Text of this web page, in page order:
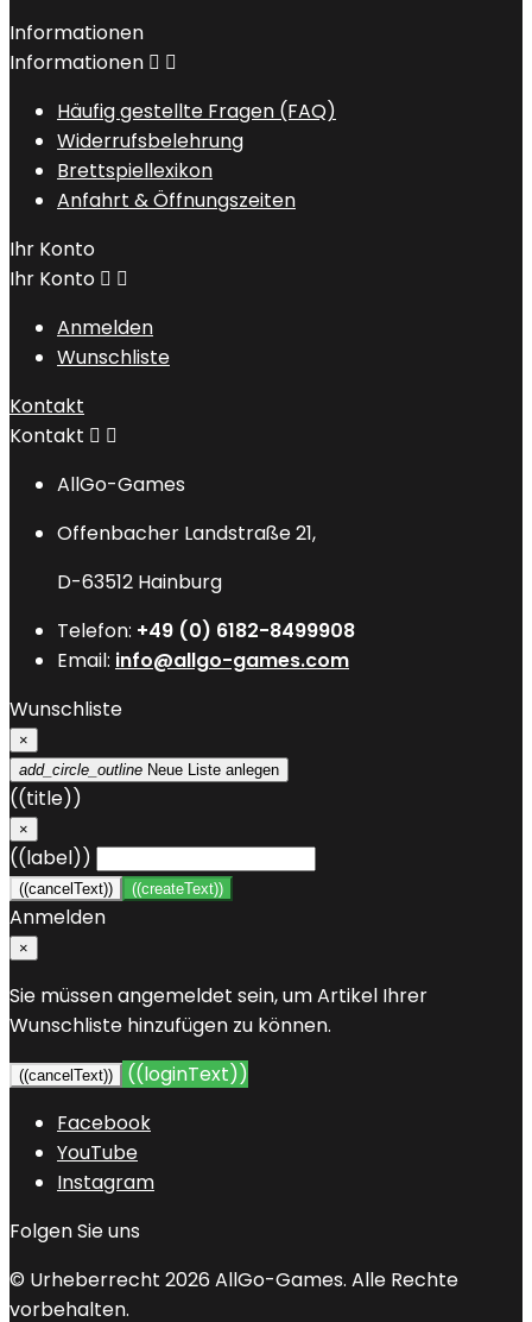
Informationen
Informationen  
Häufig gestellte Fragen (FAQ)
Widerrufsbelehrung
Brettspiellexikon
Anfahrt & Öffnungszeiten
Ihr Konto
Ihr Konto  
Anmelden
Wunschliste
Kontakt
Kontakt  
AllGo-Games
Offenbacher Landstraße 21,
D-63512 Hainburg
Telefon: +49 (0) 6182-8499908
Email: info@allgo-games.com
Wunschliste
×
add_circle_outline Neue Liste anlegen
((title))
×
((label))
((cancelText)) ((createText))
Anmelden
×
Sie müssen angemeldet sein, um Artikel Ihrer
Wunschliste hinzufügen zu können.
((cancelText))
((loginText))
Facebook
YouTube
Instagram
Folgen Sie uns
© Urheberrecht 2026 AllGo-Games. Alle Rechte
vorbehalten.